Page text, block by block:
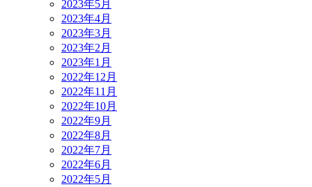
2023年5月
2023年4月
2023年3月
2023年2月
2023年1月
2022年12月
2022年11月
2022年10月
2022年9月
2022年8月
2022年7月
2022年6月
2022年5月